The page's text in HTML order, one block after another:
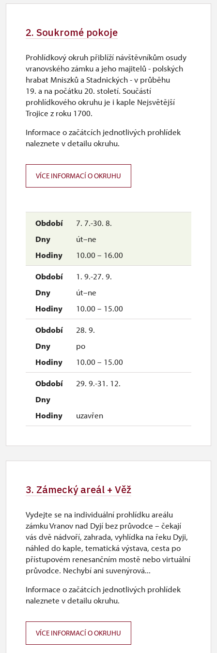
2. 11.-31. 12.
uzavřen
2. Soukromé pokoje
7. 7.-30. 8.
út–ne
10.00 – 16.00
1. 9.-27. 9.
út–ne
10.00 – 15.00
28. 9.
po
10.00 – 15.00
29. 9.-31. 12.
uzavřen
Prohlídkový okruh přiblíží návštěvníkům osudy
vranovského zámku a jeho majitelů - polských
hrabat Mniszků a Stadnických - v průběhu
19. a na počátku 20. století. Součástí
prohlídkového okruhu je i kaple Nejsvětější
Trojice z roku 1700.
Informace o začátcích jednotlivých prohlídek
naleznete v detailu okruhu.
VÍCE INFORMACÍ O OKRUHU
3. Zámecký areál + Věž
Vydejte se na individuální prohlídku areálu
zámku Vranov nad Dyjí bez průvodce – čekají
vás dvě nádvoří, zahrada, vyhlídka na řeku Dyji,
náhled do kaple, tematická výstava, cesta po
přístupovém renesančním mostě nebo virtuální
průvodce. Nechybí ani suvenýrová...
Informace o začátcích jednotlivých prohlídek
naleznete v detailu okruhu.
VÍCE INFORMACÍ O OKRUHU